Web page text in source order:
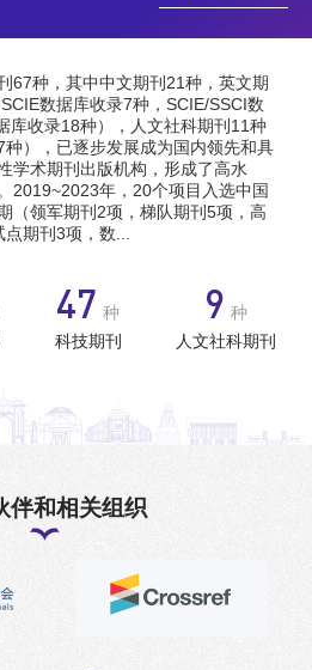
67种，其中中文期刊21种，英文期
数据库收录7种，SCIE/SSCI数
库收录18种），人文社科期刊11种
种），已逐步发展成为国内领先和具
学术期刊出版机构，形成了高水
2019~2023年，20个项目入选中国
（领军期刊2项，梯队期刊5项，高
期刊3项，数...
56 种
科技期刊
11 种
人文社科期刊
伴和相关组织